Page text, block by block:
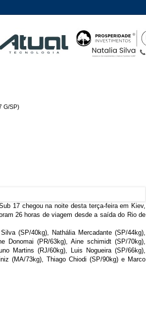
G/SP)
17 chegou na noite desta terça-feira em Kiev,
26 horas de viagem desde a saída do Rio de
(SP/40kg), Nathália Mercadante (SP/44kg),
Donomai (PR/63kg), Aine schimidt (SP/70kg),
Martins (RJ/60kg), Luis Nogueira (SP/66kg),
(MA/73kg), Thiago Chiodi (SP/90kg) e Marco